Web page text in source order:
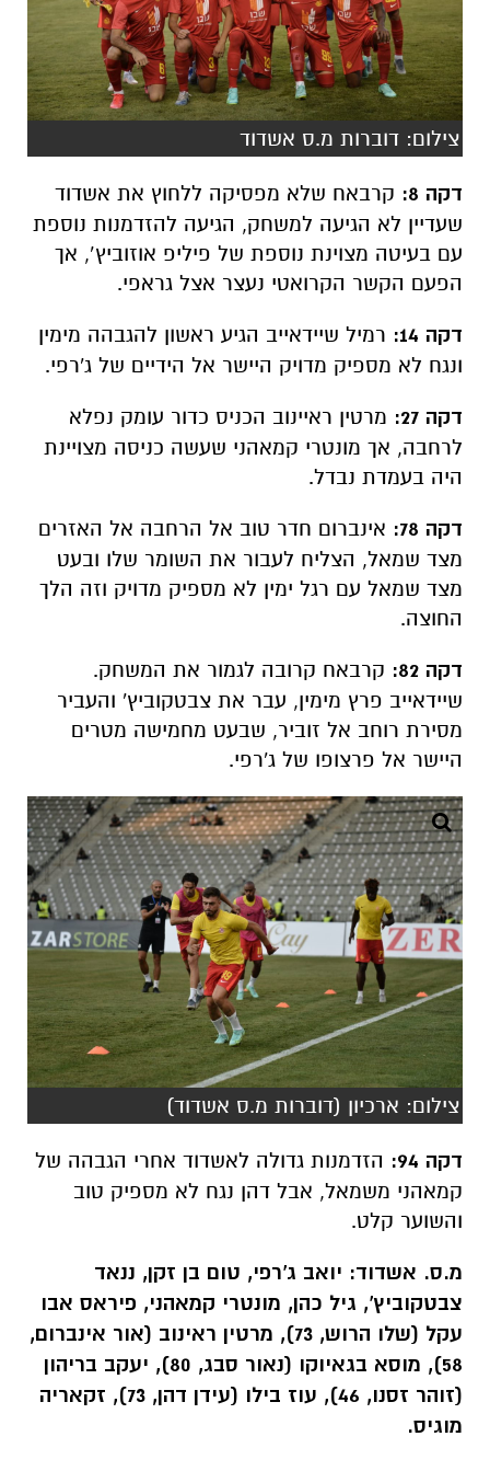
צילום: דוברות מ.ס אשדוד
דקה 8:
קרבאח שלא מפסיקה ללחוץ את אשדוד
שעדיין לא הגיעה למשחק, הגיעה להזדמנות נוספת
עם בעיטה מצוינת נוספת של פיליפ אוזוביץ’, אך
הפעם הקשר הקרואטי נעצר אצל גראפי.
דקה 14:
רמיל שיידאייב הגיע ראשון להגבהה מימין
ונגח לא מספיק מדויק היישר אל הידיים של ג'רפי.
דקה 27:
מרטין ראיינוב הכניס כדור עומק נפלא
לרחבה, אך מונטרי קמאהני שעשה כניסה מצויינת
היה בעמדת נבדל.
דקה 78:
אינברום חדר טוב אל הרחבה אל האזרים
מצד שמאל, הצליח לעבור את השומר שלו ובעט
מצד שמאל עם רגל ימין לא מספיק מדויק וזה הלך
החוצה.
דקה 82:
קרבאח קרובה לגמור את המשחק.
שיידאייב פרץ מימין, עבר את צבטקוביץ' והעביר
מסירת רוחב אל זוביר, שבעט מחמישה מטרים
היישר אל פרצופו של ג'רפי.
צילום: ארכיון (דוברות מ.ס אשדוד)
דקה 94:
הזדמנות גדולה לאשדוד אחרי הגבהה של
קמאהני משמאל, אבל דהן נגח לא מספיק טוב
והשוער קלט.
מ.ס. אשדוד: יואב ג'רפי, טום בן זקן, ננאד
צבטקוביץ', גיל כהן, מונטרי קמאהני, פיראס אבו
עקל (שלו הרוש, 73), מרטין ראינוב (אור אינברום,
58), מוסא בגאיוקו (נאור סבג, 80), יעקב בריהון
(זוהר זסנו, 46), עוז בילו (עידן דהן, 73), זקאריה
מוגיס.